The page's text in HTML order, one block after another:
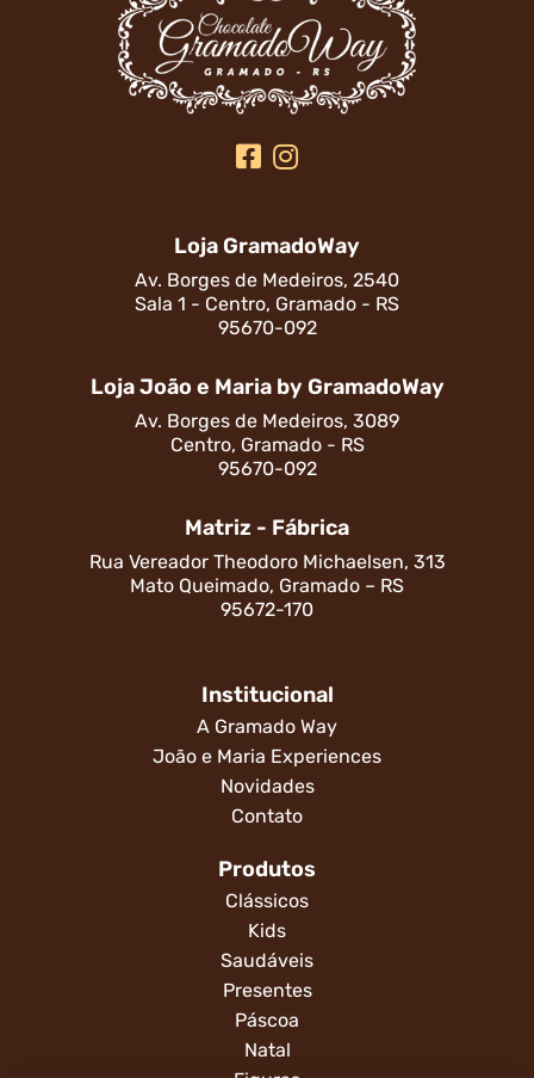
Loja GramadoWay
Av. Borges de Medeiros, 2540
Sala 1 - Centro, Gramado - RS
95670-092
Loja João e Maria by GramadoWay
Av. Borges de Medeiros, 3089
Centro, Gramado - RS
95670-092
Matriz - Fábrica
Rua Vereador Theodoro Michaelsen, 313
Mato Queimado, Gramado – RS
95672-170
Institucional
A Gramado Way
João e Maria Experiences
Novidades
Contato
Produtos
Clássicos
Kids
Saudáveis
Presentes
Páscoa
Natal